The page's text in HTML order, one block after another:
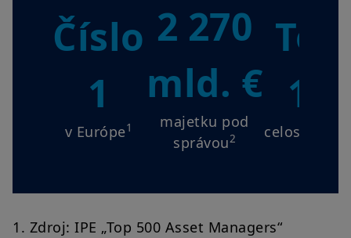
Číslo
1
v Európe1
2 270
mld. €
majetku pod
správou2
Top
10
celosvetovo
1. Zdroj: IPE „Top 500 Asset Managers“